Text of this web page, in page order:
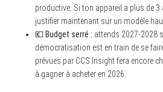
productive. Si ton appareil a plus de
justifier maintenant sur un modèle
💶 Budget serré : attends 2027-2028
démocratisation est en train de se
prévues par CCS Insight fera encore
à gagner à acheter en 2026.